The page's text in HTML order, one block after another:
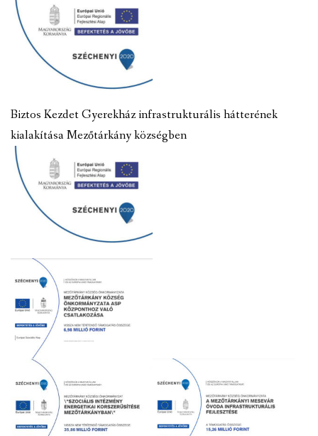
Biztos Kezdet Gyerekház infrastrukturális hátterének
kialakítása Mezőtárkány községben